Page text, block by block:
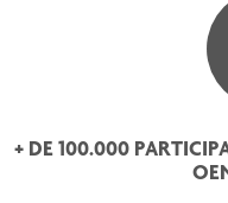
+ DE 100.000